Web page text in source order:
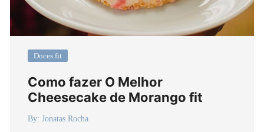
Doces fit
Como fazer O Melhor
Cheesecake de Morango fit
By: Jonatas Rocha